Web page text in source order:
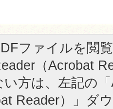
ファイルを閲
（Acrobat
方は、左記の
Reader）」ダ